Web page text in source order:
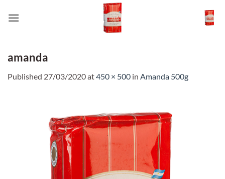
amanda
Published 27/03/2020at450 × 500 in Amanda 500g